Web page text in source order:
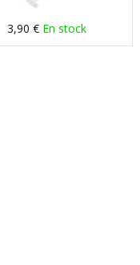
3,90 € En stock